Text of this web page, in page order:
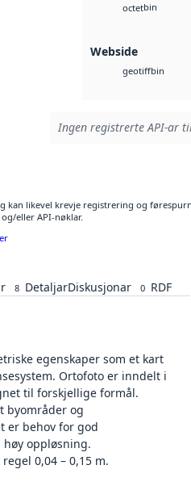
octetbin
Webside
geotiffbin
Ingen registrerte API-ar
kan likevel krevje registrering og
eller API-nøklar.
8 DetaljarDiskusjonar 0 RDF
egenskaper som et kart
Ortofoto er inndelt i
til forskjellige formål.
byområder og
er behov for god
oppløsning.
0,04 – 0,15 m.